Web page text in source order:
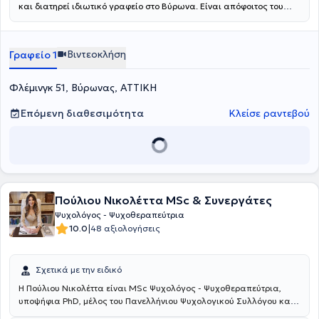
και διατηρεί ιδιωτικό γραφείο στο Βύρωνα. Είναι απόφοιτος του
Πανεπιστημίου Αθηνών και κάτοχος μεταπτυχιακού διπλώματος με
Σχολής του Εθνικού και Καποδιστριακού Πανεπιστημίου Αθηνών.
Ακόμη, είναι εξειδικευμένη στη Γνωσιακή και Συμπεριφορική
Ψυχοθεραπεία, στην οποία εκπαιδεύτηκε στο Κέντρο Εφαρμοσμένης
Ψυχοθεραπείας και Συμβουλευτικής. Διαθέτει αξιόλογη κλινική
εμπειρία σε δημόσιες και ιδιωτικές δομές.
Γραφείο 1 Βιντεοκλήση
Φλέμινγκ 51, Βύρωνας, ΑΤΤΙΚΗ
Επόμενη διαθεσιμότητα
Κλείσε ραντεβού
Πούλιου Νικολέττα MSc & Συνεργάτες
Ψυχολόγος - Ψυχοθεραπεύτρια
10.0|48 αξιολογήσεις
Σχετικά με την ειδικό
Η Πούλιου Νικολέττα είναι MSc Ψυχολόγος - Ψυχοθεραπεύτρια,
υποψήφια PhD, μέλος του Πανελλήνιου Ψυχολογικού Συλλόγου και